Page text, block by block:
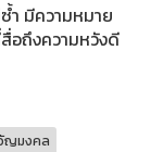
ำ มีความหมาย
อถึงความหวังดี
ญมงคล